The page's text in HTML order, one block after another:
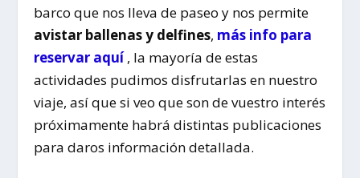
barco que nos lleva de paseo y nos permite
avistar ballenas y delfines, más info para
reservar aquí, la mayoría de estas
actividades pudimos disfrutarlas en nuestro
viaje, así que si veo que son de vuestro interés
próximamente habrá distintas publicaciones
para daros información detallada.